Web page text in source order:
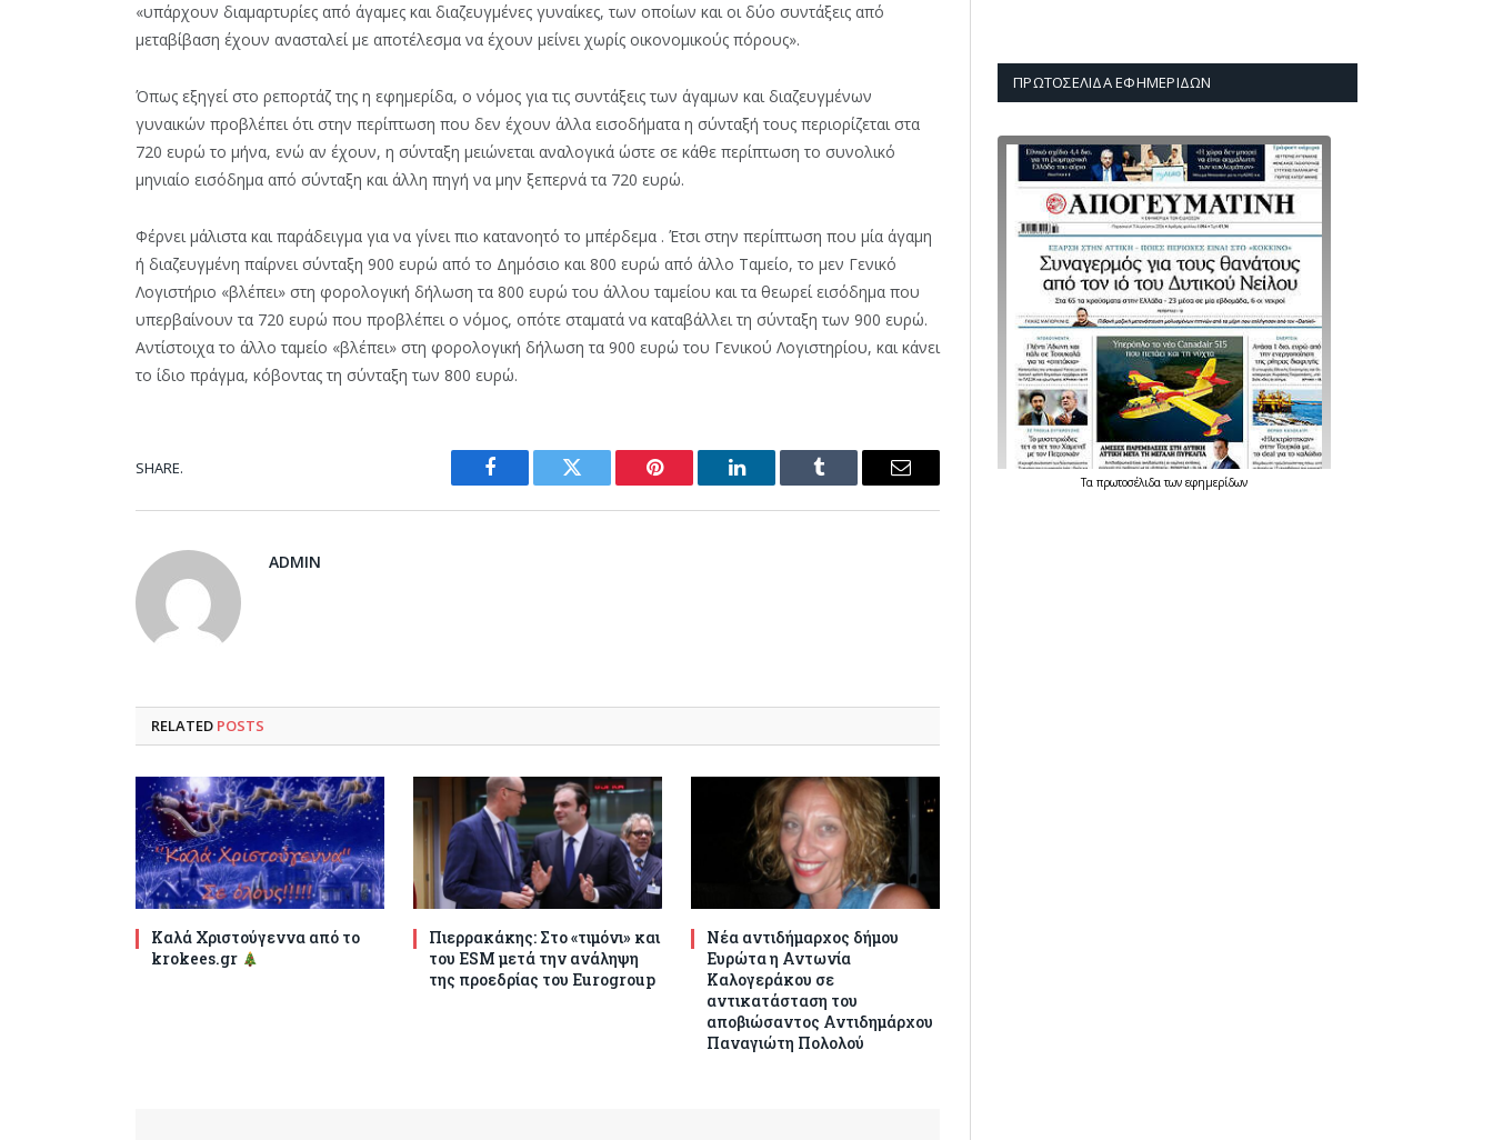
«υπάρχουν διαμαρτυρίες από άγαμες και διαζευγμένες γυναίκες, των οποίων και οι δύο συντάξεις από
μεταβίβαση έχουν ανασταλεί με αποτέλεσμα να έχουν μείνει χωρίς οικονομικούς πόρους».
Όπως εξηγεί στο ρεπορτάζ της η εφημερίδα, ο νόμος για τις συντάξεις των άγαμων και διαζευγμένων
γυναικών προβλέπει ότι στην περίπτωση που δεν έχουν άλλα εισοδήματα η σύνταξή τους περιορίζεται στα
720 ευρώ το μήνα, ενώ αν έχουν, η σύνταξη μειώνεται αναλογικά ώστε σε κάθε περίπτωση το συνολικό
μηνιαίο εισόδημα από σύνταξη και άλλη πηγή να μην ξεπερνά τα 720 ευρώ.
Φέρνει μάλιστα και παράδειγμα για να γίνει πιο κατανοητό το μπέρδεμα . Έτσι στην περίπτωση που μία άγαμη
ή διαζευγμένη παίρνει σύνταξη 900 ευρώ από το Δημόσιο και 800 ευρώ από άλλο Ταμείο, το μεν Γενικό
Λογιστήριο «βλέπει» στη φορολογική δήλωση τα 800 ευρώ του άλλου ταμείου και τα θεωρεί εισόδημα που
υπερβαίνουν τα 720 ευρώ που προβλέπει ο νόμος, οπότε σταματά να καταβάλλει τη σύνταξη των 900 ευρώ.
Αντίστοιχα το άλλο ταμείο «βλέπει» στη φορολογική δήλωση τα 900 ευρώ του Γενικού Λογιστηρίου, και κάνει
το ίδιο πράγμα, κόβοντας τη σύνταξη των 800 ευρώ.
SHARE.
Facebook Twitter Pinterest LinkedIn Tumblr Email
ADMIN
RELATED POSTS
Καλά Χριστούγεννα από το
krokees.gr
Πιερρακάκης: Στο «τιμόνι» και
του ESM μετά την ανάληψη
της προεδρίας του Eurogroup
Νέα αντιδήμαρχος δήμου
Ευρώτα η Αντωνία
Καλογεράκου σε
αντικατάσταση του
αποβιώσαντος Αντιδημάρχου
Παναγιώτη Πολολού
ΠΡΩΤΟΣΈΛΙΔΑ ΕΦΗΜΕΡΊΔΩΝ
Τα πρωτοσέλιδατων εφημερίδων